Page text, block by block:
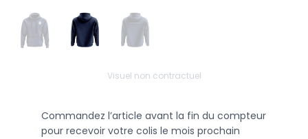
Visuel non contractuel
Commandez l’article avant la fin du compteur
pour recevoir votre colis le mois prochain